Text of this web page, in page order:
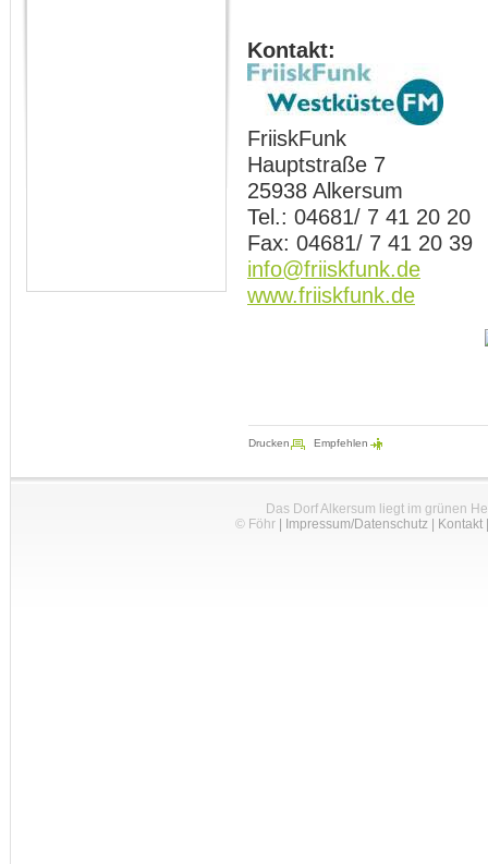
Kontakt:
FriiskFunk
Hauptstraße 7
25938 Alkersum
Tel.: 04681/ 7 41 20 20
Fax: 04681/ 7 41 20 39
info@friiskfunk.de
www.friiskfunk.de
Drucken Empfehlen
Das Dorf Alkersum liegt im grünen
© Föhr| Impressum/Datenschutz| Kontakt